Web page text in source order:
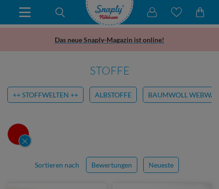
Das neue Snaply-Magazin ist online!
STOFFE
++ STOFFWELTEN ++ ALBSTOFFE BAUMWOLL
Sortieren nach Bewertungen Neueste